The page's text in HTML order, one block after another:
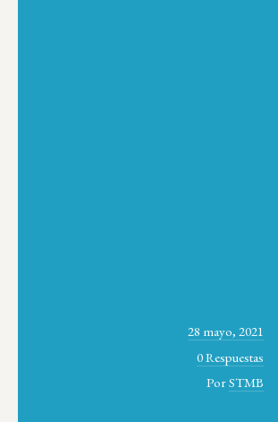
28 mayo, 2021
0 Respuestas
PorSTMB